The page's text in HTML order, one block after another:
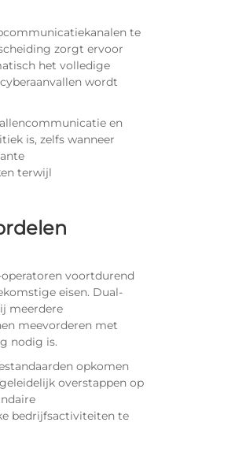
te
zorgt ervoor
het volledige
wordt
en
is, zelfs wanneer
terwijl
voortdurend
eisen. Dual-
meerdere
meevorderen met
nodig is.
opkomen
overstappen op
bedrijfsactiviteiten te